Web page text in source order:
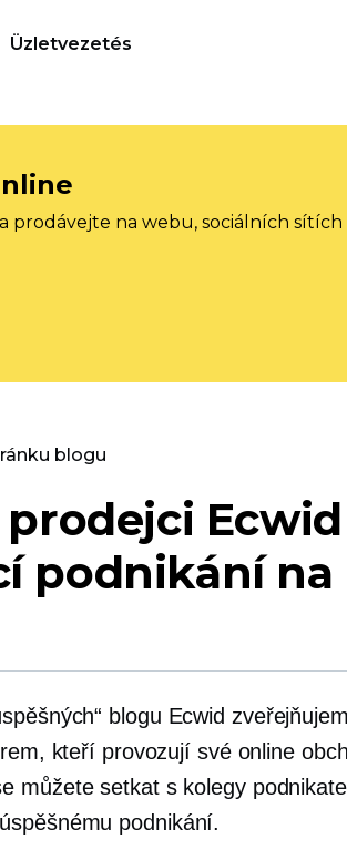
Üzletvezetés
prodávejte na webu, sociálních sítích
blogu
podnikání
blogu Ecwid
kteří provozují své online
můžete setkat s kolegy
podnikání.